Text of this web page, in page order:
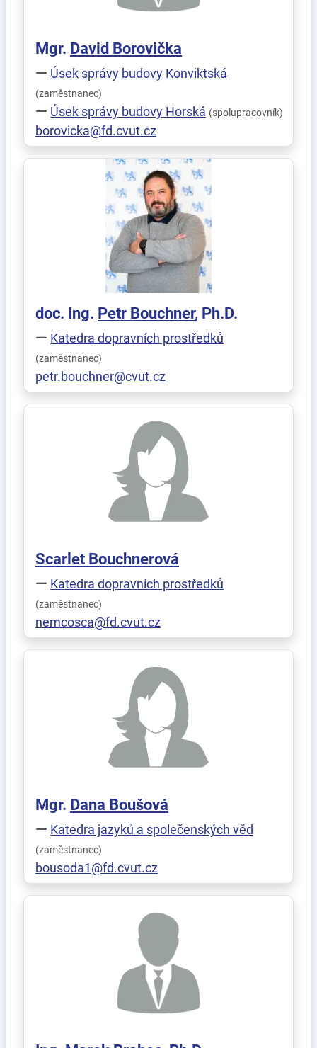
Mgr. David Borovička
Úsek správy budovy Konviktská
(zaměstnanec)
Úsek správy budovy Horská (spolupracovník)
borovicka@fd.cvut.cz
doc. Ing. Petr Bouchner, Ph.D.
Katedra dopravních prostředků
(zaměstnanec)
petr.bouchner@cvut.cz
Scarlet Bouchnerová
Katedra dopravních prostředků
(zaměstnanec)
nemcosca@fd.cvut.cz
Mgr. Dana Boušová
Katedra jazyků a společenských věd
(zaměstnanec)
bousoda1@fd.cvut.cz